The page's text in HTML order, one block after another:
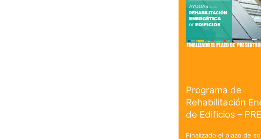
Programa de
Rehabilitación
de Edificios –
Finalizado el plazo de